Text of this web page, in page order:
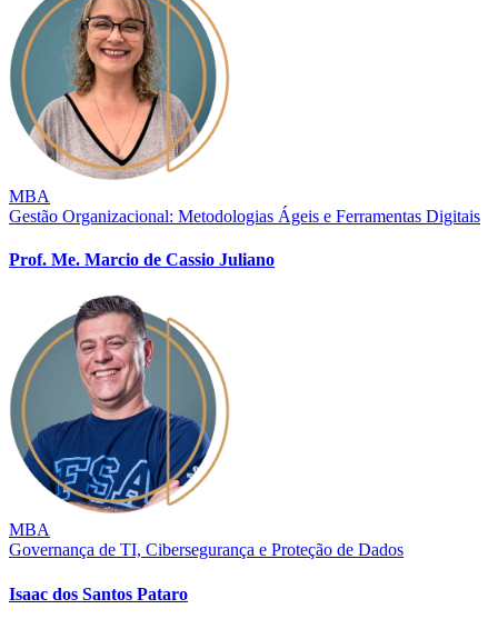
MBA
Gestão Organizacional: Metodologias Ágeis e Ferramentas Digitais
Prof. Me. Marcio de Cassio Juliano
MBA
Governança de TI, Cibersegurança e Proteção de Dados
Isaac dos Santos Pataro